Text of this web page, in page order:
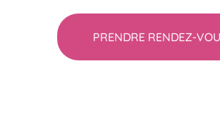
PRENDRE RENDEZ-